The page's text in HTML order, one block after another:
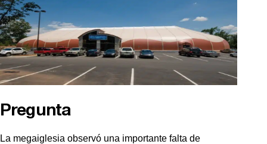
Pregunta
La megaiglesia observó una importante falta de